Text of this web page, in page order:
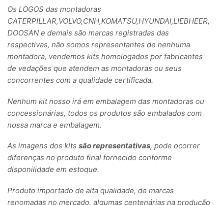
Os LOGOS das montadoras
CATERPILLAR,VOLVO,CNH,KOMATSU,HYUNDAI,LIEBHEER,
DOOSAN e demais são marcas registradas das
respectivas, não somos representantes de nenhuma
montadora, vendemos kits homologados por fabricantes
de vedações que atendem as montadoras ou seus
concorrentes com a qualidade certificada.
Nenhum kit nosso irá em embalagem das montadoras ou
concessionárias, todos os produtos são embalados com
nossa marca e embalagem.
As imagens dos kits são representativas, pode ocorrer
diferenças no produto final fornecido conforme
disponilidade em estoque.
Produto importado de alta qualidade, de marcas
renomadas no mercado, algumas centenárias na produção